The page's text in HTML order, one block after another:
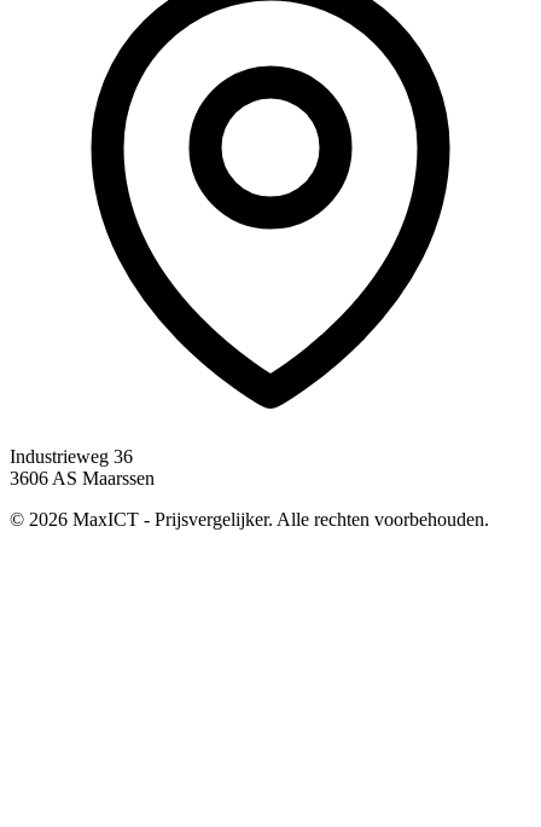
Industrieweg 36
3606 AS Maarssen
© 2026 MaxICT - Prijsvergelijker. Alle rechten voorbehouden.